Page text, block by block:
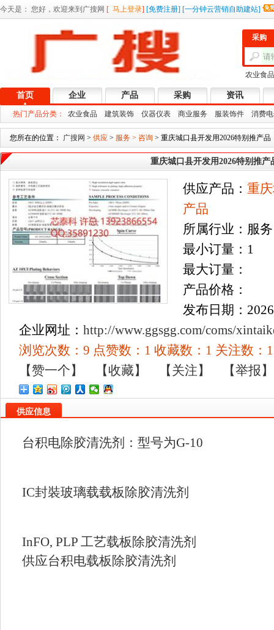
今天是： 您好，欢迎来到广搜网 [ 马上登录] [免费注册] [一分钟云营销自助建站]
采购
农业食品
首页 企业 产品 采购 资讯
热门产品分类： 农业食品 建筑装饰 仪器仪表 商业服务 服装饰件 消费
您所在的位置： 广搜网 > 供应 > 服务 > 咨询 > 重庆城口县开发用2026特别推产品
重庆城口县开发用2026特别推产
供应产品： 重
产品
所属行业：服
最小订量：1
最大订量：
产品价格：
发布日期：
企业网址： http://www.ggsgg.com/coms/
浏览次数： 9 点赞数： 1 收藏数： 1 关注数： 1
【赞一个】
【收藏】 【关注】 【举报
供应信息
台积电除胶清洗剂：型号为G-10
IC封裝玻璃载载板除胶清洗剂
InFO, PLP 工艺载板除胶清洗剂
供应台积电载板除胶清洗剂